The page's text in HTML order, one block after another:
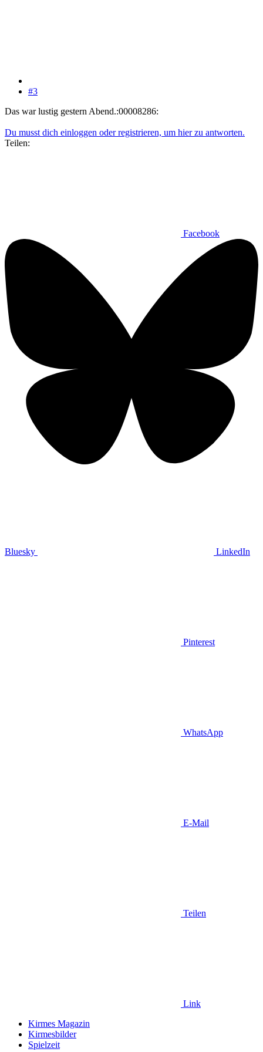
#3
Das war lustig gestern Abend.:00008286:
Du musst dich einloggen oder registrieren, um hier zu antworten.
Teilen:
Facebook
Bluesky LinkedIn
Pinterest
WhatsApp
E-Mail
Teilen
Link
Kirmes Magazin
Kirmesbilder
Spielzeit